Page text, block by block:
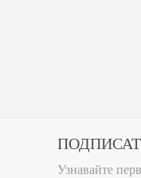
Узнавайте